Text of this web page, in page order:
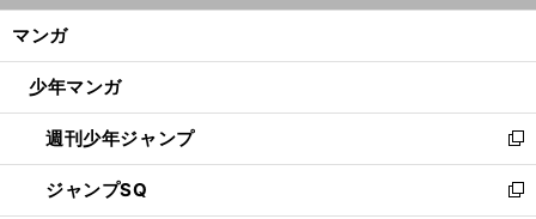
ン
ウ
開
く
マンガ
少年マンガ
週刊少年ジャンプ
新
し
い
ジャンプSQ
新